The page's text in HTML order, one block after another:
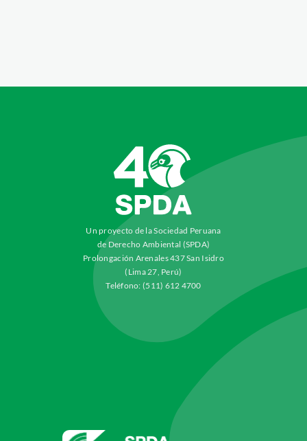
Un proyecto de la Sociedad Peruana
de Derecho Ambiental (SPDA)
Prolongación Arenales 437 San Isidro
(Lima 27, Perú)
Teléfono: (511) 612 4700